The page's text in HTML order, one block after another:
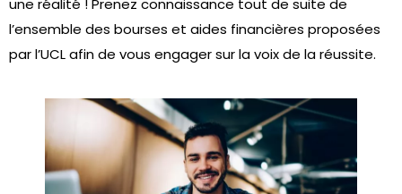
une réalité ! Prenez connaissance tout de suite de
l’ensemble des bourses et aides financières proposées
par l’UCL afin de vous engager sur la voix de la réussite.